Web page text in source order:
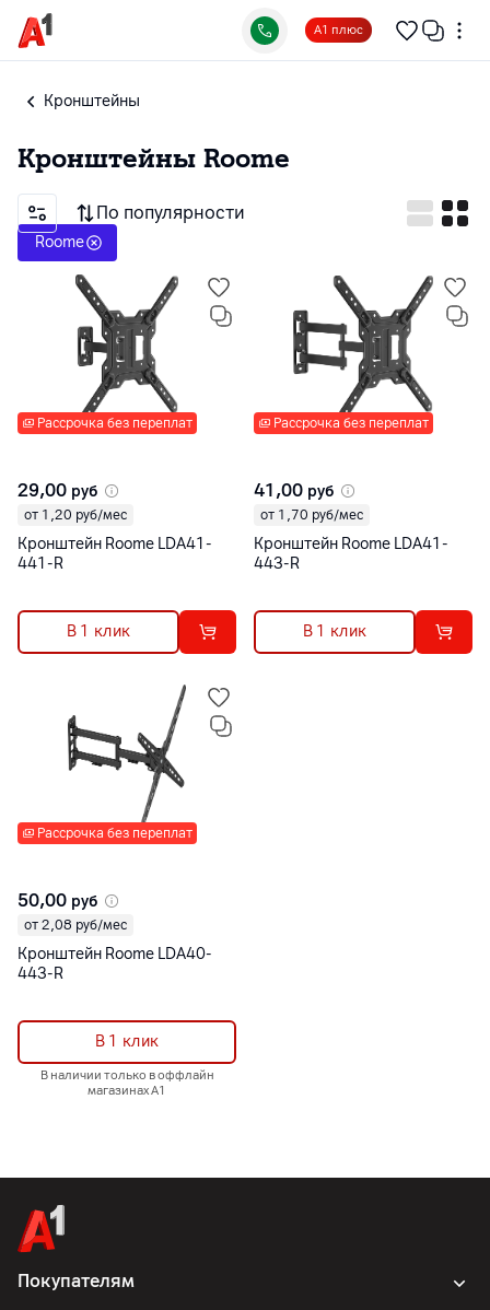
А1 плюс
Кронштейны
Кронштейны Roome
По популярности
Roome
Рассрочка без переплат
29,00 руб
от 1,20 руб/мес
Кронштейн Roome LDA41-
441-R
В 1 клик
Рассрочка без переплат
41,00 руб
от 1,70 руб/мес
Кронштейн Roome LDA41-
443-R
В 1 клик
Рассрочка без переплат
50,00 руб
от 2,08 руб/мес
Кронштейн Roome LDA40-
443-R
В 1 клик
В наличии только в оффлайн
магазинах А1
Покупателям